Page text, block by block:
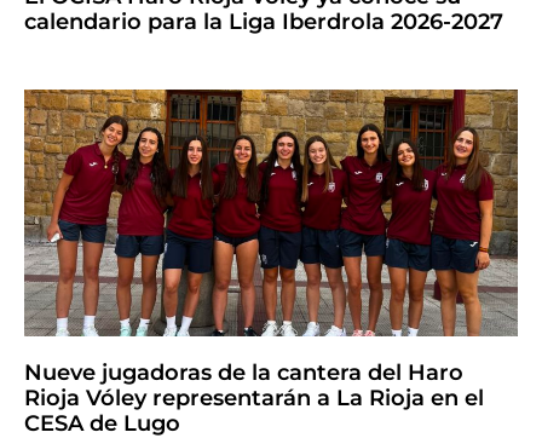
calendario para la Liga Iberdrola 2026-2027
Nueve jugadoras de la cantera del Haro
Rioja Vóley representarán a La Rioja en el
CESA de Lugo